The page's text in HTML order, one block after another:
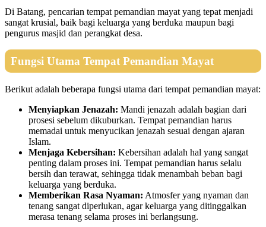
Di Batang, pencarian tempat pemandian mayat yang tepat menjadi
sangat krusial, baik bagi keluarga yang berduka maupun bagi
pengurus masjid dan perangkat desa.
Fungsi Utama Tempat Pemandian Mayat
Berikut adalah beberapa fungsi utama dari tempat pemandian mayat:
Menyiapkan Jenazah: Mandi jenazah adalah bagian dari
prosesi sebelum dikuburkan. Tempat pemandian harus
memadai untuk menyucikan jenazah sesuai dengan ajaran
Islam.
Menjaga Kebersihan: Kebersihan adalah hal yang sangat
penting dalam proses ini. Tempat pemandian harus selalu
bersih dan terawat, sehingga tidak menambah beban bagi
keluarga yang berduka.
Memberikan Rasa Nyaman: Atmosfer yang nyaman dan
tenang sangat diperlukan, agar keluarga yang ditinggalkan
merasa tenang selama proses ini berlangsung.